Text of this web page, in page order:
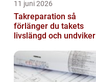
11 juni 2026
Takreparation så
förlänger du takets
livslängd och undviker